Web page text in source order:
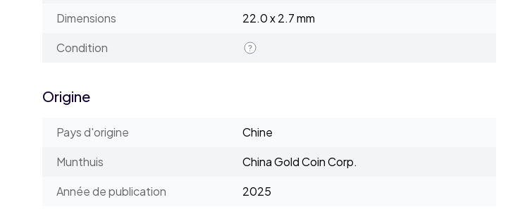
Dimensions
22.0 x 2.7 mm
Condition
Origine
Pays d'origine
Chine
Munthuis
China Gold Coin Corp.
Année de publication
2025